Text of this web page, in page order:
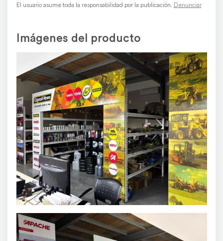
El usuario asume toda la responsabilidad por la publicación. Denunciar
Imágenes del producto